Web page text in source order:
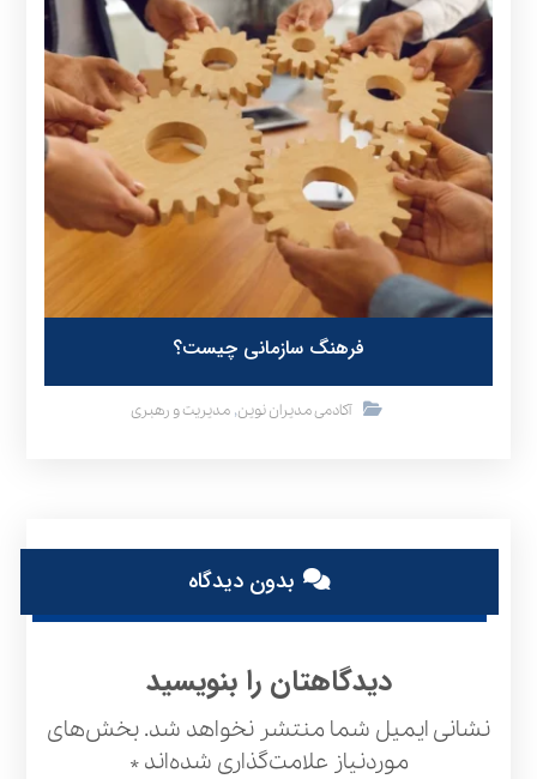
فرهنگ سازمانی چیست؟
آکادمی مدیران نوین, مدیریت و رهبری
بدون دیدگاه
دیدگاهتان را بنویسید
نشانی ایمیل شما منتشر نخواهد شد.بخش‌های
موردنیاز علامت‌گذاری شده‌اند*